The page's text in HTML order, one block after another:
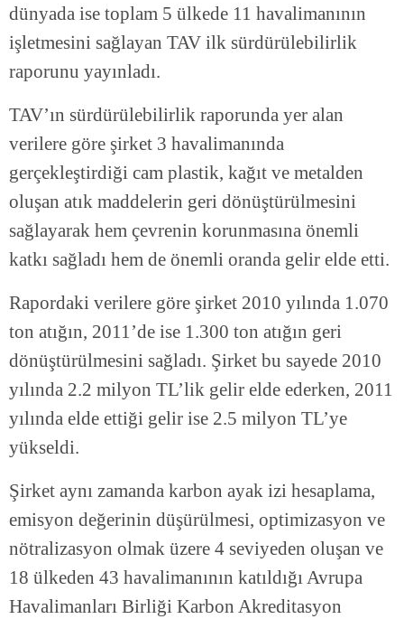
dünyada ise toplam 5 ülkede 11 havalimanının
işletmesini sağlayan TAV ilk sürdürülebilirlik
raporunu yayınladı.
TAV’ın sürdürülebilirlik raporunda yer alan
verilere göre şirket 3 havalimanında
gerçekleştirdiği cam plastik, kağıt ve metalden
oluşan atık maddelerin geri dönüştürülmesini
sağlayarak hem çevrenin korunmasına önemli
katkı sağladı hem de önemli oranda gelir elde etti.
Rapordaki verilere göre şirket 2010 yılında 1.070
ton atığın, 2011’de ise 1.300 ton atığın geri
dönüştürülmesini sağladı. Şirket bu sayede 2010
yılında 2.2 milyon TL’lik gelir elde ederken, 2011
yılında elde ettiği gelir ise 2.5 milyon TL’ye
yükseldi.
Şirket aynı zamanda karbon ayak izi hesaplama,
emisyon değerinin düşürülmesi, optimizasyon ve
nötralizasyon olmak üzere 4 seviyeden oluşan ve
18 ülkeden 43 havalimanının katıldığı Avrupa
Havalimanları Birliği Karbon Akreditasyon